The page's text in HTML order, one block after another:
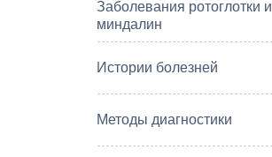
Заболевания ротоглотки и
миндалин
Истории болезней
Методы диагностики